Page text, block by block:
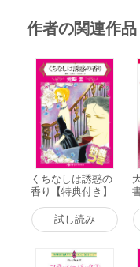
作者の関連作品
くちなしは誘惑の
香り【特典付き】
電子書籍版
試し読み